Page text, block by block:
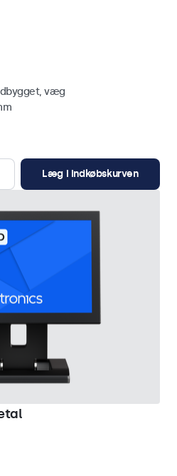
væg
Læg i indkøbskurven